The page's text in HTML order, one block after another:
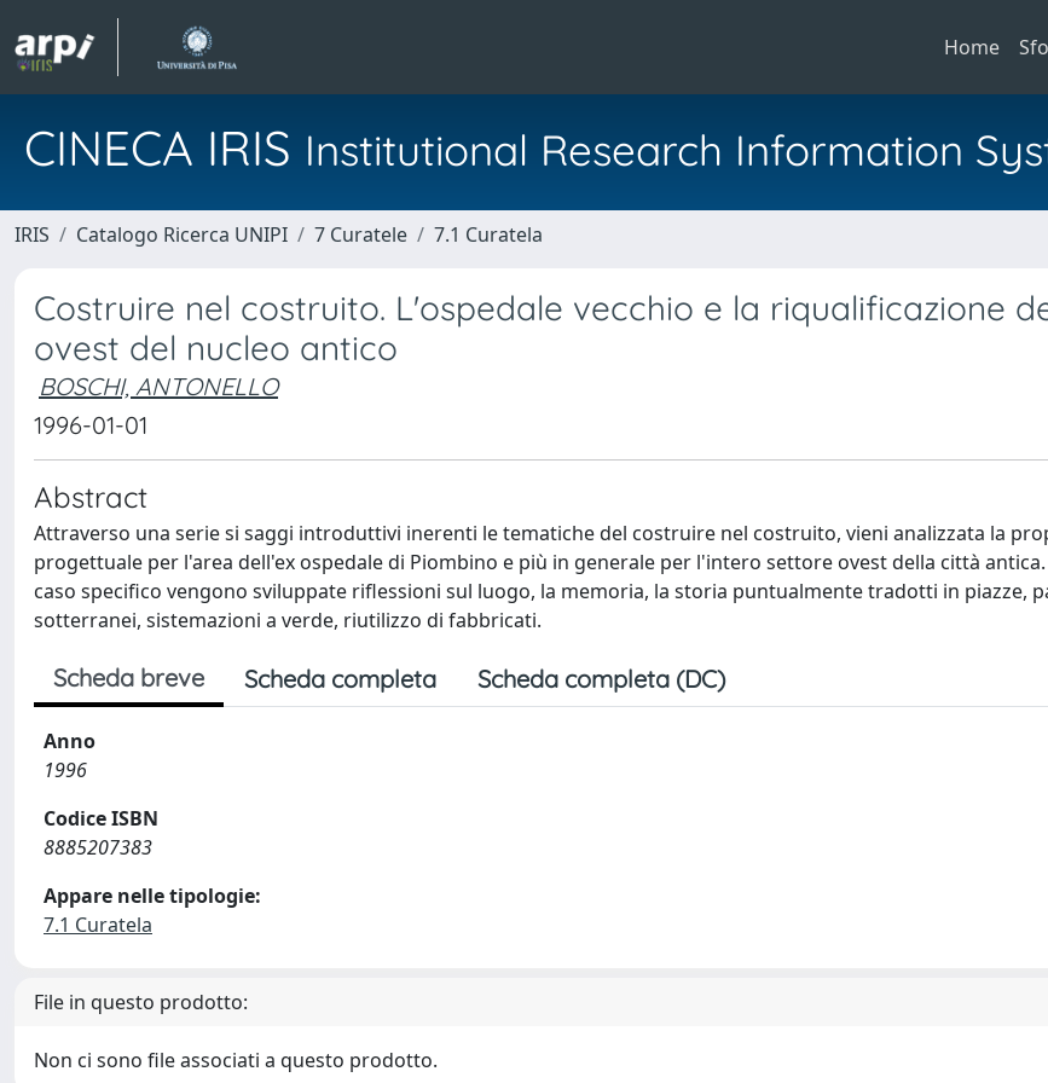
Home
CINECA IRIS Institutional Research Information
IRIS Catalogo Ricerca UNIPI 7 Curatele 7.1 Curatela
Costruire nel costruito. L'ospedale vecchio e la riqualificazione
ovest del nucleo antico
BOSCHI, ANTONELLO
1996-01-01
Abstract
Attraverso una serie si saggi introduttivi inerenti le tematiche del costruire nel costruito, vieni analizzata la
progettuale per l'area dell'ex ospedale di Piombino e più in generale per l'intero settore ovest della città antica.
caso specifico vengono sviluppate riflessioni sul luogo, la memoria, la storia puntualmente tradotti in piazze,
sotterranei, sistemazioni a verde, riutilizzo di fabbricati.
Scheda breve Scheda completa Scheda completa (DC)
Anno
1996
Codice ISBN
8885207383
Appare nelle tipologie:
7.1 Curatela
File in questo prodotto:
Non ci sono file associati a questo prodotto.